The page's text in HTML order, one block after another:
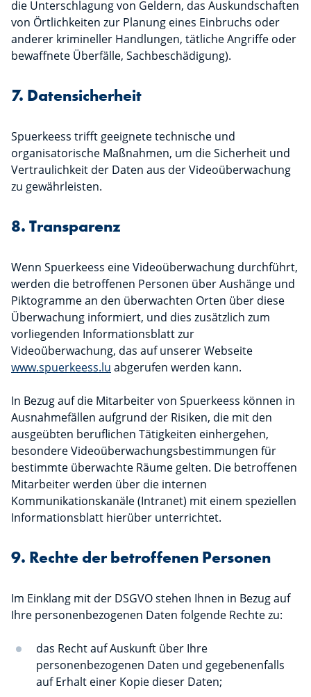
die Unterschlagung von Geldern, das Auskundschaften
von Örtlichkeiten zur Planung eines Einbruchs oder
anderer krimineller Handlungen, tätliche Angriffe oder
bewaffnete Überfälle, Sachbeschädigung).
7. Datensicherheit
Spuerkeess trifft geeignete technische und
organisatorische Maßnahmen, um die Sicherheit und
Vertraulichkeit der Daten aus der Videoüberwachung
zu gewährleisten.
8. Transparenz
Wenn Spuerkeess eine Videoüberwachung durchführt,
werden die betroffenen Personen über Aushänge und
Piktogramme an den überwachten Orten über diese
Überwachung informiert, und dies zusätzlich zum
vorliegenden Informationsblatt zur
Videoüberwachung, das auf unserer Webseite
www.spuerkeess.lu abgerufen werden kann.
In Bezug auf die Mitarbeiter von Spuerkeess können in
Ausnahmefällen aufgrund der Risiken, die mit den
ausgeübten beruflichen Tätigkeiten einhergehen,
besondere Videoüberwachungsbestimmungen für
bestimmte überwachte Räume gelten. Die betroffenen
Mitarbeiter werden über die internen
Kommunikationskanäle (Intranet) mit einem speziellen
Informationsblatt hierüber unterrichtet.
9. Rechte der betroffenen Personen
Im Einklang mit der DSGVO stehen Ihnen in Bezug auf
Ihre personenbezogenen Daten folgende Rechte zu:
das Recht auf Auskunft über Ihre
personenbezogenen Daten und gegebenenfalls
auf Erhalt einer Kopie dieser Daten;